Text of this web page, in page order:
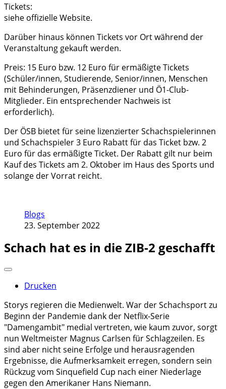
Tickets:
siehe offizielle Website.
Darüber hinaus können Tickets vor Ort während der
Veranstaltung gekauft werden.
Preis: 15 Euro bzw. 12 Euro für ermäßigte Tickets
(Schüler/innen, Studierende, Senior/innen, Menschen
mit Behinderungen, Präsenzdiener und Ö1-Club-
Mitglieder. Ein entsprechender Nachweis ist
erforderlich).
Der ÖSB bietet für seine lizenzierter Schachspielerinnen
und Schachspieler 3 Euro Rabatt für das Ticket bzw. 2
Euro für das ermäßigte Ticket. Der Rabatt gilt nur beim
Kauf des Tickets am 2. Oktober im Haus des Sports und
solange der Vorrat reicht.
Blogs
23. September 2022
Schach hat es in die ZIB-2 geschafft
Drucken
Storys regieren die Medienwelt. War der Schachsport zu
Beginn der Pandemie dank der Netflix-Serie
"Damengambit" medial vertreten, wie kaum zuvor, sorgt
nun Weltmeister Magnus Carlsen für Schlagzeilen. Es
sind aber nicht seine Erfolge und herausragenden
Ergebnisse, die Aufmerksamkeit erregen, sondern sein
Rückzug vom Sinquefield Cup nach einer Niederlage
gegen den Amerikaner Hans Niemann.